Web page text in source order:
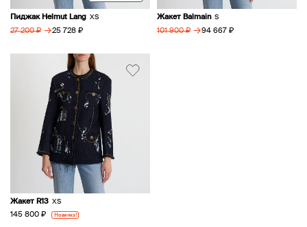
Пиджак Helmut Lang XS
27 200 ₽ → 25 728 ₽
Жакет Balmain S
101 900 ₽ → 94 667 ₽
Жакет R13 XS
145 800 ₽ Новинка!